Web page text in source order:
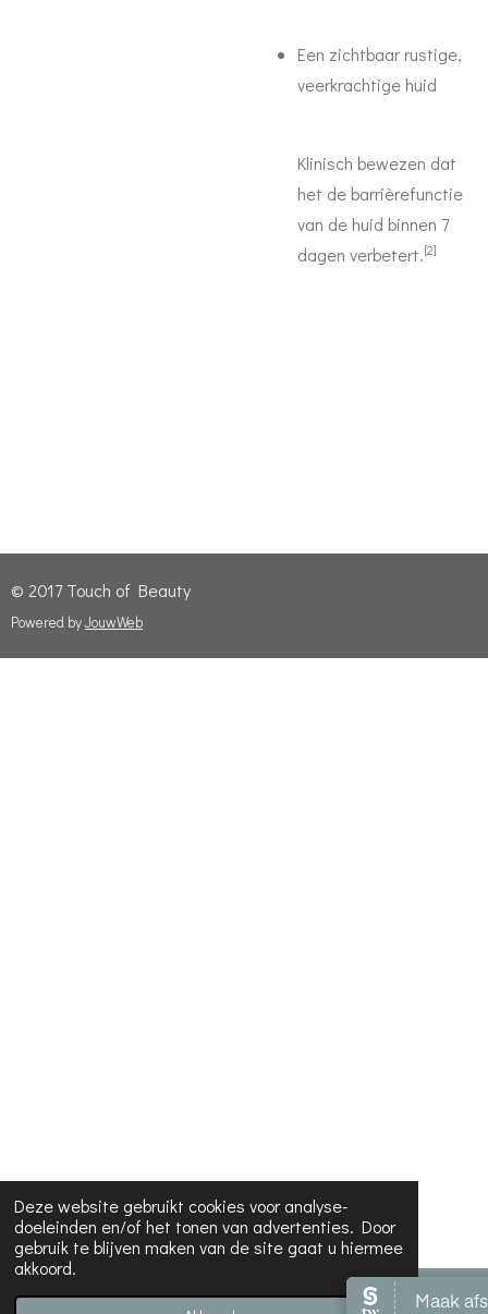
Deze website gebruikt cookies voor analyse-
doeleinden en/of het tonen van advertenties. Door
gebruik te blijven maken van de site gaat u hiermee
akkoord.
Een zichtbaar rustige,
veerkrachtige huid
Klinisch bewezen dat
het de barrièrefunctie
van de huid binnen 7
dagen verbetert.[2]
© 2017 Touch of Beauty
Powered byJouwWeb